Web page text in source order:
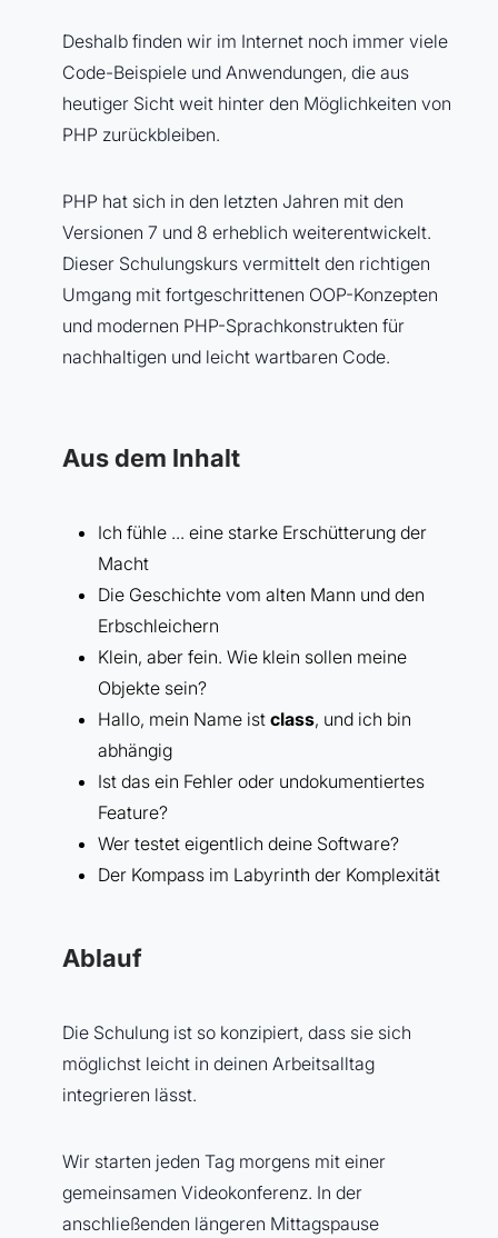
Deshalb finden wir im Internet noch immer viele
Code-Beispiele und Anwendungen, die aus
heutiger Sicht weit hinter den Möglichkeiten von
PHP zurückbleiben.
PHP hat sich in den letzten Jahren mit den
Versionen 7 und 8 erheblich weiterentwickelt.
Dieser Schulungskurs vermittelt den richtigen
Umgang mit fortgeschrittenen OOP-Konzepten
und modernen PHP-Sprachkonstrukten für
nachhaltigen und leicht wartbaren Code.
Aus dem Inhalt
Ich fühle ... eine starke Erschütterung der
Macht
Die Geschichte vom alten Mann und den
Erbschleichern
Klein, aber fein. Wie klein sollen meine
Objekte sein?
Hallo, mein Name ist class, und ich bin
abhängig
Ist das ein Fehler oder undokumentiertes
Feature?
Wer testet eigentlich deine Software?
Der Kompass im Labyrinth der Komplexität
Ablauf
Die Schulung ist so konzipiert, dass sie sich
möglichst leicht in deinen Arbeitsalltag
integrieren lässt.
Wir starten jeden Tag morgens mit einer
gemeinsamen Videokonferenz. In der
anschließenden längeren Mittagspause